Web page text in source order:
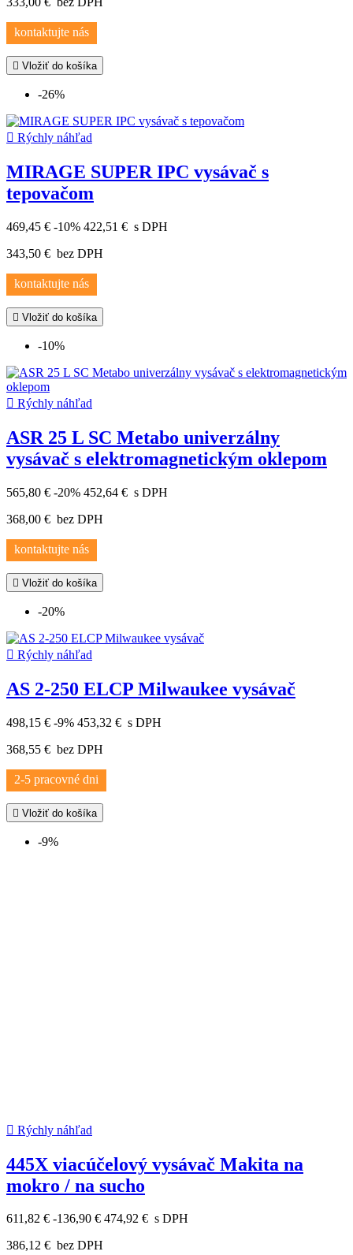
kontaktujte nás
 Vložiť do košíka
-26%
 Rýchly náhľad
MIRAGE SUPER IPC vysávač s
tepovačom
469,45 € -10% 422,51 € s DPH
343,50 € bez DPH
kontaktujte nás
 Vložiť do košíka
-10%
 Rýchly náhľad
ASR 25 L SC Metabo univerzálny
vysávač s elektromagnetickým oklepom
565,80 € -20% 452,64 € s DPH
368,00 € bez DPH
kontaktujte nás
 Vložiť do košíka
-20%
 Rýchly náhľad
AS 2-250 ELCP Milwaukee vysávač
498,15 € -9% 453,32 € s DPH
368,55 € bez DPH
2-5 pracovné dni
 Vložiť do košíka
-9%
 Rýchly náhľad
445X viacúčelový vysávač Makita na
mokro / na sucho
611,82 € -136,90 € 474,92 € s DPH
386,12 € bez DPH